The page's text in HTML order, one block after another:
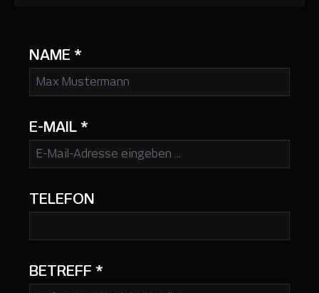
NAME *
E-MAIL *
TELEFON
BETREFF *